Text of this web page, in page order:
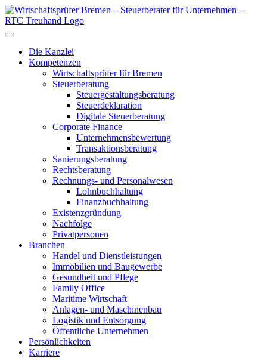
Die Kanzlei
Kompetenzen
Wirtschaftsprüfer für Bremen
Steuerberatung
Steuergestaltungsberatung
Steuerdeklaration
Digitale Steuerberatung
Corporate Finance
Unternehmensbewertung
Transaktionsberatung
Sanierungsberatung
Rechtsberatung
Rechnungs- und Personalwesen
Lohnbuchhaltung
Finanzbuchhaltung
Existenzgründung
Nachfolge
Privatpersonen
Branchen
Handel und Dienstleistungen
Immobilien und Baugewerbe
Gesundheit und Pflege
Family Office
Maritime Wirtschaft
Anlagen- und Maschinenbau
Logistik und Entsorgung
Öffentliche Unternehmen
Persönlichkeiten
Karriere